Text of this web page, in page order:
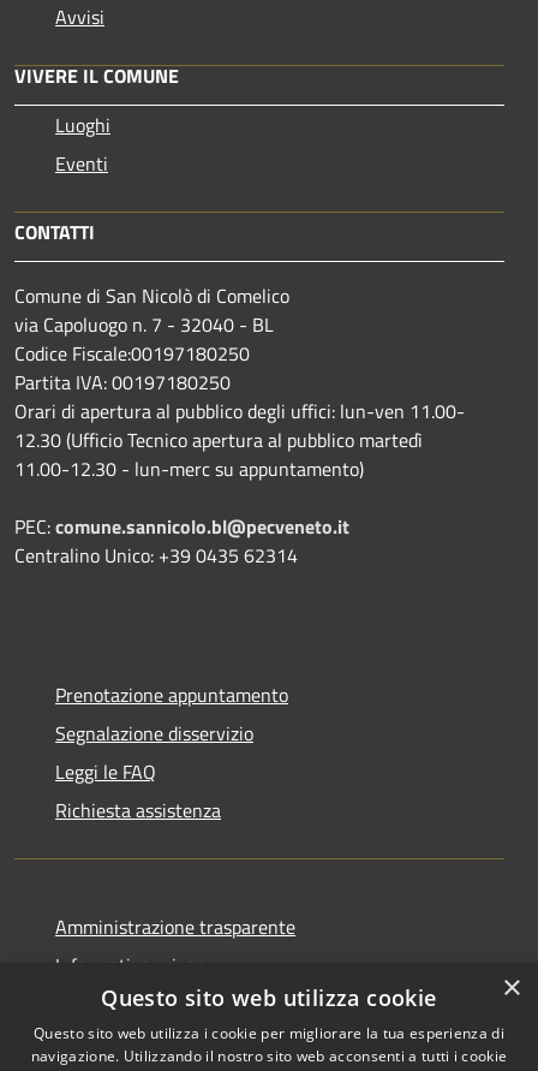
Avvisi
VIVERE IL COMUNE
Luoghi
Eventi
CONTATTI
Comune di San Nicolò di Comelico
via Capoluogo n. 7 - 32040 - BL
Codice Fiscale:00197180250
Partita IVA: 00197180250
Orari di apertura al pubblico degli uffici: lun-ven 11.00-
12.30 (Ufficio Tecnico apertura al pubblico martedì
11.00-12.30 - lun-merc su appuntamento)
PEC:comune.sannicolo.bl@pecveneto.it
Centralino Unico: +39 0435 62314
Prenotazione appuntamento
Segnalazione disservizio
Leggi le FAQ
Richiesta assistenza
Amministrazione trasparente
Informativa privacy
Note legali
Dichiarazione di accessibilità
×
Questo sito web utilizza cookie
Questo sito web utilizza i cookie per migliorare la tua esperienza di
navigazione. Utilizzando il nostro sito web acconsenti a tutti i cookie